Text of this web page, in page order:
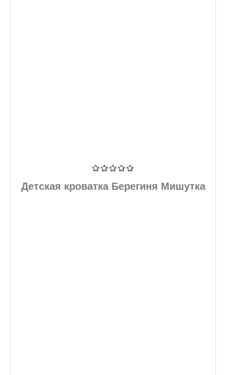
Детская кроватка Берегиня Мишутка